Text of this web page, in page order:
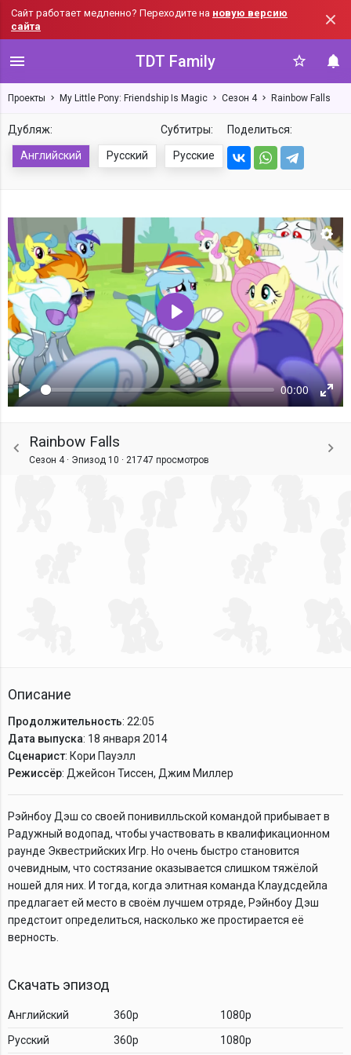
Сайт работает медленно? Переходите на новую версию
сайта
TDT Family
Проекты My Little Pony: Friendship Is Magic Сезон 4 Rainbow Falls
Дубляж:
Английский Русский
Субтитры:
Русские
Поделиться:
Воспроизвести
00:00
Воспроизвести
Rainbow Falls
Сезон 4 · Эпизод 10 · 21747 просмотров
Описание
Продолжительность: 22:05
Дата выпуска: 18 января 2014
Сценарист: Кори Пауэлл
Режиссёр: Джейсон Тиссен, Джим Миллер
Рэйнбоу Дэш со своей понивилльской командой прибывает в
Радужный водопад, чтобы участвовать в квалификационном
раунде Эквестрийских Игр. Но очень быстро становится
очевидным, что состязание оказывается слишком тяжёлой
ношей для них. И тогда, когда элитная команда Клаудсдейла
предлагает ей место в своём лучшем отряде, Рэйнбоу Дэш
предстоит определиться, насколько же простирается её
верность.
Скачать эпизод
Английский 360p
1080p
Русский
360p 1080p